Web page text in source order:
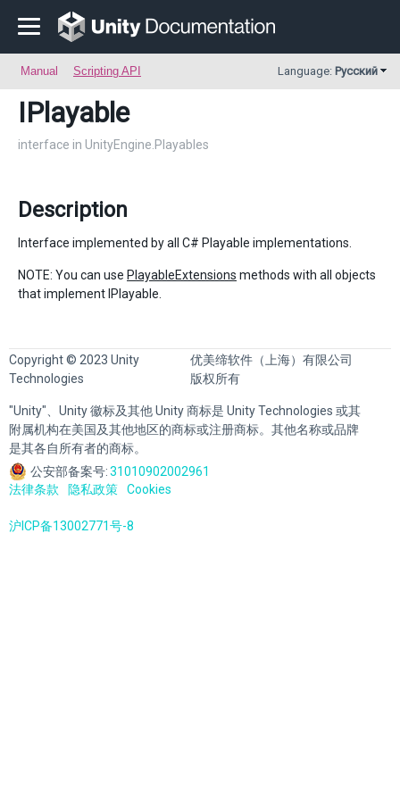
Manual Scripting API Language: Русский
IPlayable
interface in UnityEngine.Playables
Description
Interface implemented by all C# Playable implementations.
NOTE: You can use PlayableExtensions methods with all objects
that implement IPlayable.
Copyright © 2023 Unity
Technologies
优美缔软件（上海）有限公司
版权所有
"Unity"、Unity 徽标及其他 Unity 商标是 Unity Technologies 或其
附属机构在美国及其他地区的商标或注册商标。其他名称或品牌
是其各自所有者的商标。
公安部备案号:31010902002961
法律条款
隐私政策 Cookies
沪ICP备13002771号-8